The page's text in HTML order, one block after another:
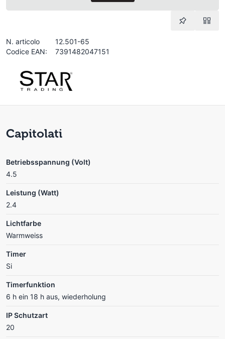
N. articolo
12.501-65
Codice EAN:
7391482047151
Capitolati
Betriebsspannung (Volt)
4.5
Leistung (Watt)
2.4
Lichtfarbe
Warmweiss
Timer
Si
Timerfunktion
6 h ein 18 h aus, wiederholung
IP Schutzart
20